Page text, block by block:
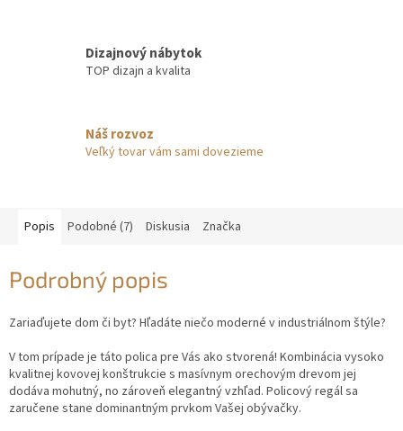
Dizajnový nábytok
TOP dizajn a kvalita
Náš rozvoz
Veľký tovar vám sami dovezieme
Popis Podobné (7) Diskusia Značka
Podrobný popis
Zariaďujete dom či byt? Hľadáte niečo moderné v industriálnom štýle?
V tom prípade je táto polica pre Vás ako stvorená! Kombinácia vysoko
kvalitnej kovovej konštrukcie s masívnym orechovým drevom jej
dodáva mohutný, no zároveň elegantný vzhľad. Policový regál sa
zaručene stane dominantným prvkom Vašej obývačky.